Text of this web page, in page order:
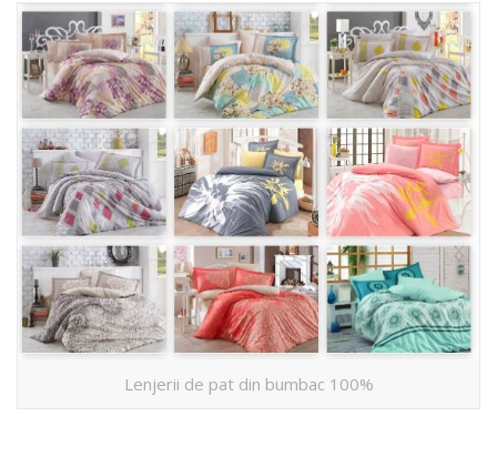
Lenjerii de pat din bumbac 100%